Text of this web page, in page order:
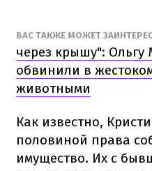
ВАС ТАКЖЕ МОЖЕТ
через крышу":
обвинили в
животными
Как известно,
половиной права
имущество. Их с